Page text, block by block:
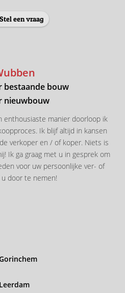
Stel een vraag
bestaande bouw
nieuwbouw
enthousiaste manier doorloop ik
Ik blijf altijd in kansen
verkoper en / of koper. Niets is
Ik ga graag met u in gesprek om
voor uw persoonlijke ver- of
door te nemen!